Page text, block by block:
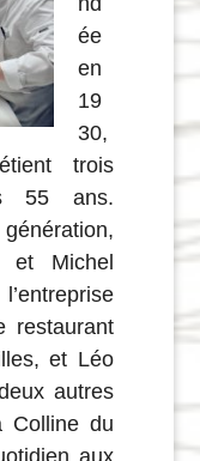
ée
en
19
30,
trois
55 ans.
et Michel
restaurant
et Léo
autres
Colline du